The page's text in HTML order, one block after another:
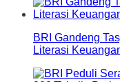
BRI Gandeng
Literasi